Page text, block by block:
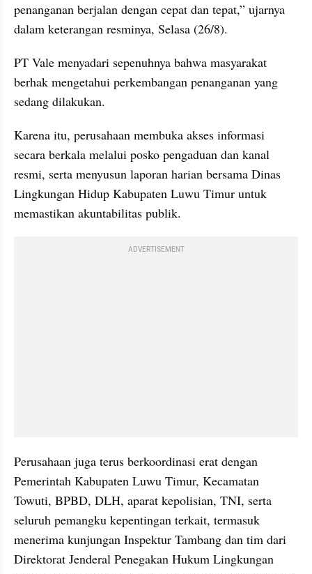
penanganan berjalan dengan cepat dan tepat,” ujarnya
dalam keterangan resminya, Selasa (26/8).
PT Vale menyadari sepenuhnya bahwa masyarakat
berhak mengetahui perkembangan penanganan yang
sedang dilakukan.
Karena itu, perusahaan membuka akses informasi
secara berkala melalui posko pengaduan dan kanal
resmi, serta menyusun laporan harian bersama Dinas
Lingkungan Hidup Kabupaten Luwu Timur untuk
memastikan akuntabilitas publik.
ADVERTISEMENT
Perusahaan juga terus berkoordinasi erat dengan
Pemerintah Kabupaten Luwu Timur, Kecamatan
Towuti, BPBD, DLH, aparat kepolisian, TNI, serta
seluruh pemangku kepentingan terkait, termasuk
menerima kunjungan Inspektur Tambang dan tim dari
Direktorat Jenderal Penegakan Hukum Lingkungan